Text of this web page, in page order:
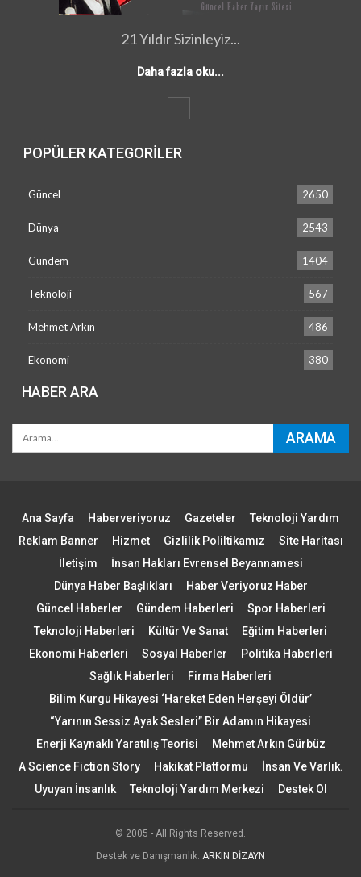
21 Yıldır Sizinleyiz...
Daha fazla oku...
POPÜLER KATEGORILER
Güncel 2650
Dünya 2543
Gündem 1404
Teknoloji 567
Mehmet Arkın 486
Ekonomi 380
HABER ARA
Ana Sayfa Haberveriyoruz Gazeteler
Teknoloji Yardım
Reklam Banner
Hizmet Gizlilik Poliltikamız
Site Haritası
İletişim
İnsan Hakları Evrensel Beyannamesi
Dünya Haber Başlıkları
Haber Veriyoruz Haber
Güncel Haberler
Gündem Haberleri
Spor Haberleri
Teknoloji Haberleri
Kültür Ve Sanat
Eğitim Haberleri
Ekonomi Haberleri
Sosyal Haberler
Politika Haberleri
Sağlık Haberleri
Firma Haberleri
Bilim Kurgu Hikayesi ‘Hareket Eden Herşeyi Öldür’
“Yarının Sessiz Ayak Sesleri” Bir Adamın Hikayesi
Enerji Kaynaklı Yaratılış Teorisi
Mehmet Arkın Gürbüz
A Science Fiction Story
Hakikat Platformu
İnsan Ve Varlık.
Uyuyan İnsanlık
Teknoloji Yardım Merkezi Destek Ol
© 2005 - All Rights Reserved.
Destek ve Danışmanlık: ARKIN DİZAYN